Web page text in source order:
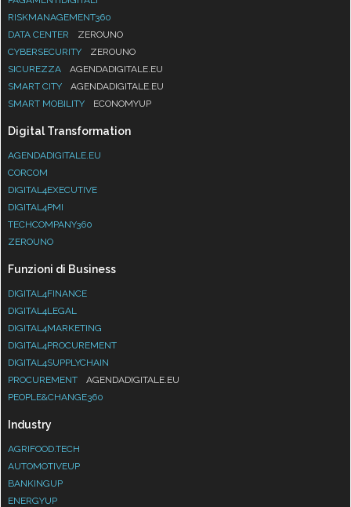
RISKMANAGEMENT360
DATA CENTER
ZEROUNO
CYBERSECURITY
ZEROUNO
SICUREZZA
AGENDADIGITALE.EU
SMART CITY
AGENDADIGITALE.EU
SMART MOBILITY
ECONOMYUP
Digital Transformation
AGENDADIGITALE.EU
CORCOM
DIGITAL4EXECUTIVE
DIGITAL4PMI
TECHCOMPANY360
ZEROUNO
Funzioni di Business
DIGITAL4FINANCE
DIGITAL4LEGAL
DIGITAL4MARKETING
DIGITAL4PROCUREMENT
DIGITAL4SUPPLYCHAIN
PROCUREMENT
AGENDADIGITALE.EU
PEOPLE&CHANGE360
Industry
AGRIFOOD.TECH
AUTOMOTIVEUP
BANKINGUP
ENERGYUP